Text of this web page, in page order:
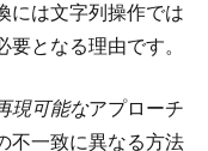
には文字列操作では
となる理由です。
現可能なアプローチ
不一致に異なる方法